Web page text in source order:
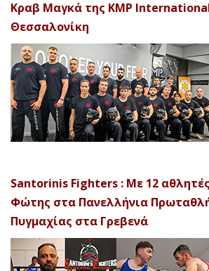
Κραβ Μαγκά της KMP
Θεσσαλονίκη
Santorinis Fighters : Με 12
Φώτης στα Πανελλήνια
Πυγμαχίας στα Γρεβενά